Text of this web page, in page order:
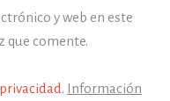
y web en este
que comente.
. Información